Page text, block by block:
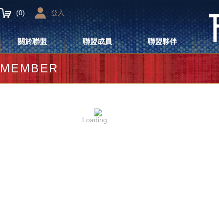
(0) 登入
關於聯盟 聯盟成員 聯盟夥伴
MEMBER
Loading...